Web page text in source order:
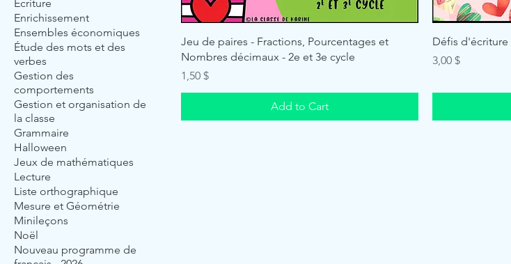
Écriture
Enrichissement
Ensembles économiques
Étude des mots et des
verbes
Gestion des
comportements
Gestion et organisation de
la classe
Grammaire
Halloween
Jeux de mathématiques
Lecture
Liste orthographique
Mesure et Géométrie
Minileçons
Noël
Nouveau programme de
Jeu de paires - Fractions, Pourcentages et
Nombres décimaux - 2e et 3e cycle
Price
1,50 $
Add to Cart
Défis d'écriture
Price
3,00 $